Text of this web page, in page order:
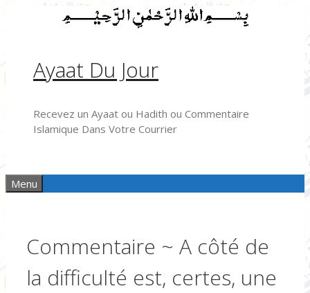
Ayaat Du Jour
Recevez un Ayaat ou Hadith ou Commentaire
Islamique Dans Votre Courrier
Menu
Commentaire ~ A côté de
la difficulté est, certes, une